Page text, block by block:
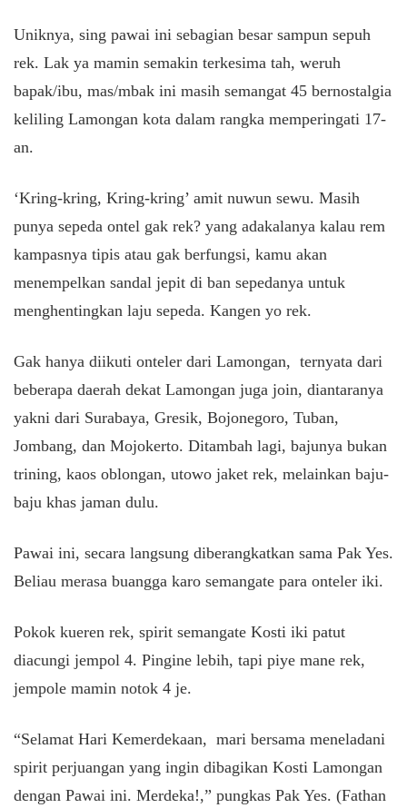
Uniknya, sing pawai ini sebagian besar sampun sepuh
rek. Lak ya mamin semakin terkesima tah, weruh
bapak/ibu, mas/mbak ini masih semangat 45 bernostalgia
keliling Lamongan kota dalam rangka memperingati 17-
an.
‘Kring-kring, Kring-kring’ amit nuwun sewu. Masih
punya sepeda ontel gak rek? yang adakalanya kalau rem
kampasnya tipis atau gak berfungsi, kamu akan
menempelkan sandal jepit di ban sepedanya untuk
menghentingkan laju sepeda. Kangen yo rek.
Gak hanya diikuti onteler dari Lamongan, ternyata dari
beberapa daerah dekat Lamongan juga join, diantaranya
yakni dari Surabaya, Gresik, Bojonegoro, Tuban,
Jombang, dan Mojokerto. Ditambah lagi, bajunya bukan
trining, kaos oblongan, utowo jaket rek, melainkan baju-
baju khas jaman dulu.
Pawai ini, secara langsung diberangkatkan sama Pak Yes.
Beliau merasa buangga karo semangate para onteler iki.
Pokok kueren rek, spirit semangate Kosti iki patut
diacungi jempol 4. Pingine lebih, tapi piye mane rek,
jempole mamin notok 4 je.
“Selamat Hari Kemerdekaan, mari bersama meneladani
spirit perjuangan yang ingin dibagikan Kosti Lamongan
dengan Pawai ini. Merdeka!,” pungkas Pak Yes. (Fathan